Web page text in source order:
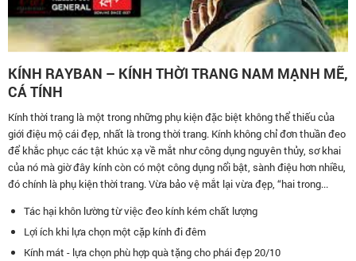
KÍNH RAYBAN – KÍNH THỜI TRANG NAM MẠNH MẼ,
CÁ TÍNH
Kính thời trang là một trong những phụ kiện đặc biệt không thể thiếu của
giới điệu mộ cái đẹp, nhất là trong thời trang. Kính không chỉ đơn thuần đeo
để khắc phục các tật khúc xạ về mắt như công dụng nguyên thủy, sơ khai
của nó mà giờ đây kính còn có một công dụng nổi bật, sành điệu hơn nhiều,
đó chính là phụ kiện thời trang. Vừa bảo vệ mắt lại vừa đẹp, “hai trong...
Tác hại khôn lường từ việc đeo kính kém chất lượng
Lợi ích khi lựa chọn một cặp kính đi đêm
Kính mát - lựa chọn phù hợp quà tặng cho phái đẹp 20/10